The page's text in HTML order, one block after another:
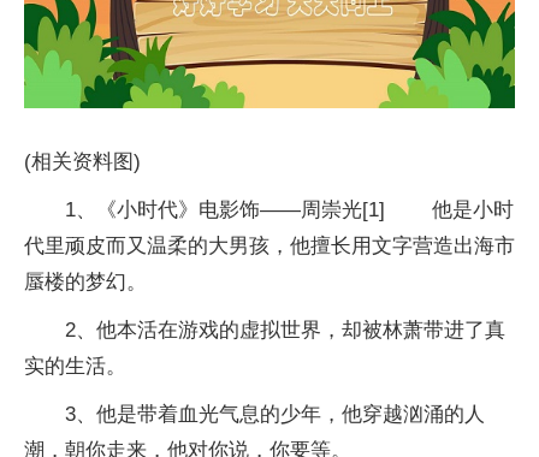
(相关资料图)
1、《小时代》电影饰——周崇光[1] 他是小时
代里顽皮而又温柔的大男孩，他擅长用文字营造出海市
蜃楼的梦幻。
2、他本活在游戏的虚拟世界，却被林萧带进了真
实的生活。
3、他是带着血光气息的少年，他穿越汹涌的人
潮，朝你走来，他对你说，你要等。